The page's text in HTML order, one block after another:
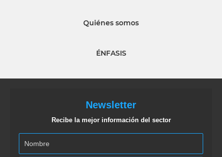
Quiénes somos
ÉNFASIS
Newsletter
Recibe la mejor información del sector